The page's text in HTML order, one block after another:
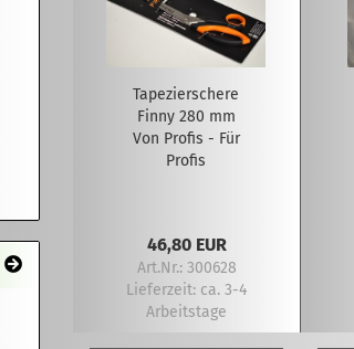
Tapezierschere
Finny 280 mm
Von Profis - Für
Profis
46,80 EUR
Art.Nr.: 300628
Lieferzeit: ca. 3-4
Arbeitstage